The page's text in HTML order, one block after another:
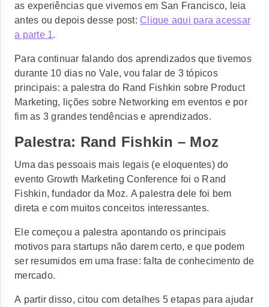
as experiências que vivemos em San Francisco, leia
antes ou depois desse post: Clique aqui para acessar
a parte 1.
Para continuar falando dos aprendizados que tivemos
durante 10 dias no Vale, vou falar de 3 tópicos
principais: a palestra do Rand Fishkin sobre Product
Marketing, lições sobre Networking em eventos e por
fim as 3 grandes tendências e aprendizados.
Palestra: Rand Fishkin – Moz
Uma das pessoais mais legais (e eloquentes) do
evento Growth Marketing Conference foi o Rand
Fishkin, fundador da Moz. A palestra dele foi bem
direta e com muitos conceitos interessantes.
Ele começou a palestra apontando os principais
motivos para startups não darem certo, e que podem
ser resumidos em uma frase: falta de conhecimento de
mercado.
A partir disso, citou com detalhes 5 etapas para ajudar